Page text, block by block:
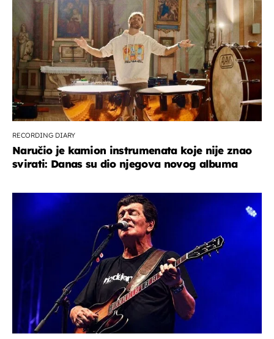
RECORDING DIARY
Naručio je kamion instrumenata koje nije znao
svirati: Danas su dio njegova novog albuma